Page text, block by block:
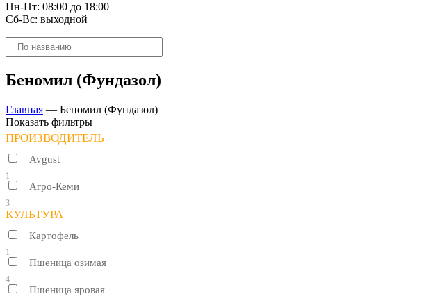
Пн-Пт: 08:00 до 18:00
Сб-Вс: выходной
Поиск
товаров
Беномил (Фундазол)
Главная — Беномил (Фундазол)
Показать фильтры
ПРОИЗВОДИТЕЛЬ
Avgust
1
Агро-Кеми
3
КУЛЬТУРА
Картофель
1
Пшеница озимая
4
Пшеница яровая